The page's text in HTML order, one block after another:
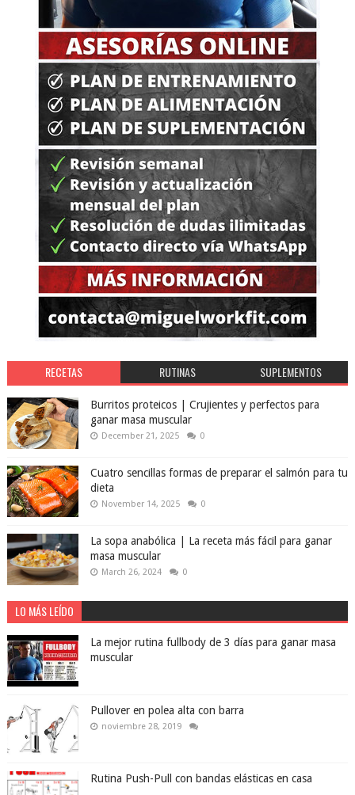
RECETAS RUTINAS SUPLEMENTOS
Burritos proteicos | Crujientes y perfectos para
ganar masa muscular
December 21, 2025 0
Cuatro sencillas formas de preparar el salmón para tu
dieta
November 14, 2025 0
La sopa anabólica | La receta más fácil para ganar
masa muscular
March 26, 2024 0
LO MÁS LEÍDO
La mejor rutina fullbody de 3 días para ganar masa
muscular
Pullover en polea alta con barra
noviembre 28, 2019
Rutina Push-Pull con bandas elásticas en casa